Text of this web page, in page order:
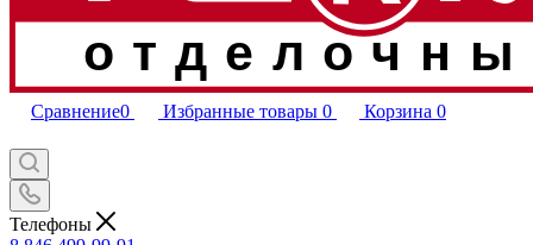
Сравнение0 Избранные товары 0 Корзина 0
Телефоны